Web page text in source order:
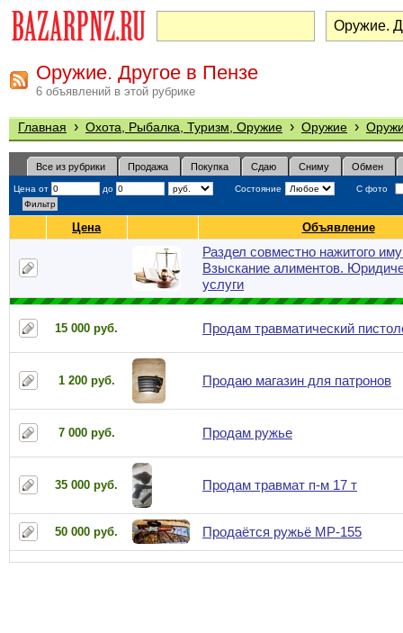
Оружие. Другое в Пензе
6 объявлений в этой рубрике
Главная › Охота, Рыбалка, Туризм, Оружие › Оружие ›
Все из рубрики Продажа Покупка Сдаю Сниму Обмен
Цена от до Состояние С фото
Цена Объявление
Раздел совместно нажитого
Взыскание алиментов.
услуги
15 000 руб. Продам травматический
1 200 руб. Продаю магазин для патронов
7 000 руб. Продам ружье
35 000 руб. Продам травмат п-м 17 т
50 000 руб. Продаётся ружьё МР-155